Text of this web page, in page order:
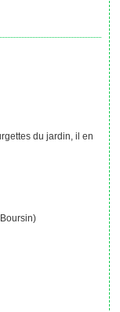
du jardin, il en